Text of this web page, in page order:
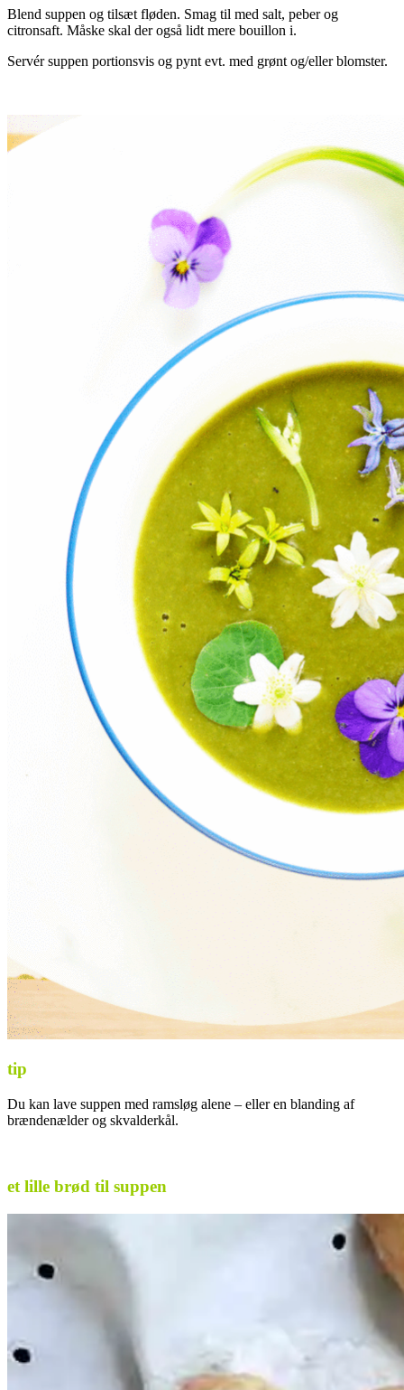
Blend suppen og tilsæt fløden. Smag til med salt, peber og
citronsaft. Måske skal der også lidt mere bouillon i.
Servér suppen portionsvis og pynt evt. med grønt og/eller blomster.
tip
Du kan lave suppen med ramsløg alene – eller en blanding af
brændenælder og skvalderkål.
et lille brød til suppen